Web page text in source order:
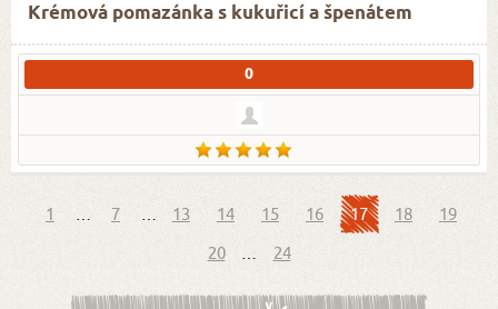
Krémová pomazánka s kukuřicí a špenátem
0
1 7 13 14 15 16 17 18 19
20 24